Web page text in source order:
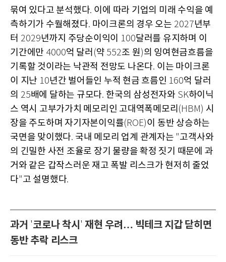
묶여 있다고 분석했다. 이에 따라 기업의 미래 수익을 예
측하기가 수월해졌다. 마이크론의 경우 오는 2027년부
터 2029년까지 주당순이익이 100달러를 유지하며 이
기간에만 4000억 달러 (약 552조 원)의 잉여현금흐름을
기록할 것이라는 낙관적 전망도 나온다. 이는 마이크론
이 지난 10년간 벌어들인 누적 현금 흐름인 160억 달러
의 25배에 달하는 규모다. 한국의 삼성전자와 SK하이닉
스 역시 고부가가치 메모리인 고대역폭메모리 (HBM)시
장을 주도하며 자기자본이익률(ROE)이 동반 상승하는
국면을 맞이했다. 국내 메모리 업계 관계자는 "고객사와
의 긴밀한 사전 조율로 장기 물량을 확정 짓기 때문에 과
거와 같은 갑작스러운 재고 폭발 리스크가 현저히 줄었
다"고 설명했다.
과거 '코로나 착시 ' 재현 우려… 빅테크 지갑 닫히면
동반 추락 리스크